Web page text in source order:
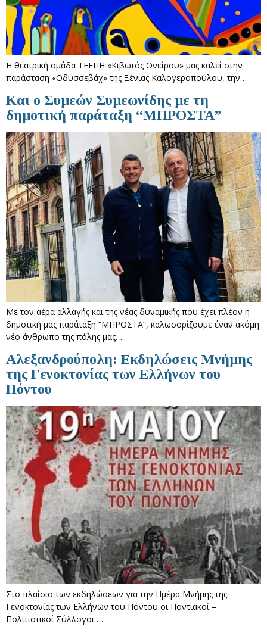
Η θεατρική ομάδα ΤΕΕΠΗ «Κιβωτός Ονείρου» μας καλεί στην
παράσταση «Οδυσσεβάχ» της Ξένιας Καλογεροπούλου, την…
Και ο Συμεών Συμεωνίδης με τη
δημοτική παράταξη “ΜΠΡΟΣΤΑ”
Με τον αέρα αλλαγής και της νέας δυναμικής που έχει πλέον η
δημοτική μας παράταξη “ΜΠΡΟΣΤΑ”, καλωσορίζουμε έναν ακόμη
νέο άνθρωπο της πόλης μας…
Αλεξανδρούπολη: Εκδηλώσεις Μνήμης
της Γενοκτονίας των Ελλήνων του
Πόντου
Στο πλαίσιο των εκδηλώσεων για την Ημέρα Μνήμης της
Γενοκτονίας των Ελλήνων του Πόντου οι Ποντιακοί –
Πολιτιστικοί Σύλλογοι …